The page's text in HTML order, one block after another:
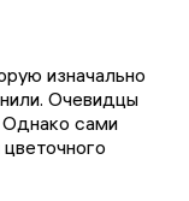
изначально
Очевидцы
Однако сами